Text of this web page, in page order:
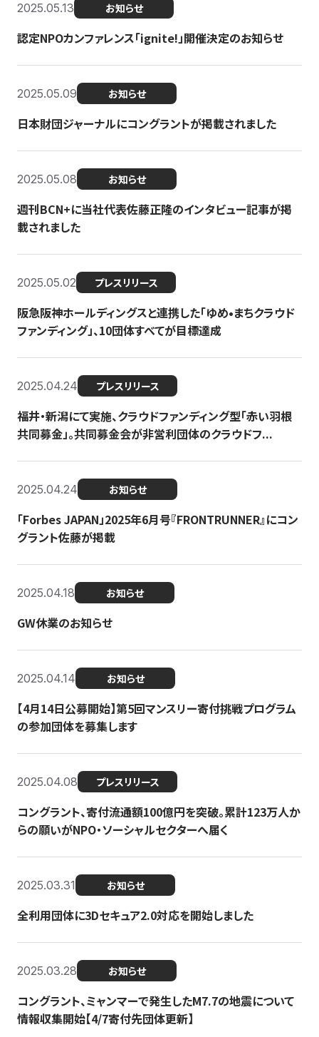
2025.05.13 お知らせ
認定NPOカンファレンス「ignite!」開催決定のお知らせ
2025.05.09 お知らせ
日本財団ジャーナルにコングラントが掲載されました
2025.05.08 お知らせ
週刊BCN+に当社代表佐藤正隆のインタビュー記事が掲
載されました
2025.05.02 プレスリリース
阪急阪神ホールディングスと連携した「ゆめ•まちクラウド
ファンディング」、10団体すべてが目標達成
2025.04.24 プレスリリース
福井・新潟にて実施、クラウドファンディング型「赤い羽根
共同募金」。共同募金会が非営利団体のクラウドフ...
2025.04.24 お知らせ
「Forbes JAPAN」2025年6月号『FRONTRUNNER』にコン
グラント佐藤が掲載
2025.04.18 お知らせ
GW休業のお知らせ
2025.04.14 お知らせ
【4月14日公募開始】第5回マンスリー寄付挑戦プログラム
の参加団体を募集します
2025.04.08 プレスリリース
コングラント、寄付流通額100億円を突破。累計123万人か
らの願いがNPO・ソーシャルセクターへ届く
2025.03.31 お知らせ
全利用団体に3Dセキュア2.0対応を開始しました
2025.03.28 お知らせ
コングラント、ミャンマーで発生したM7.7の地震について
情報収集開始【4/7寄付先団体更新】